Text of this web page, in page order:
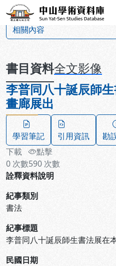
跳到主要內容
中山學術資
相關內容
書目資料全文影像
李普同八十誕辰師
畫廊展出
學習筆記 引用資訊 勘
下載
0 次數
點擊
590 次數
詮釋資料說明
紀事類別
書法
紀事標題
李普同八十誕辰師生書法展在
民國日期